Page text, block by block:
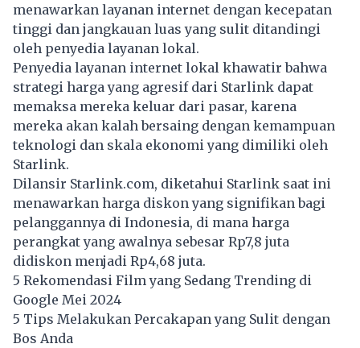
menawarkan layanan internet dengan kecepatan
tinggi dan jangkauan luas yang sulit ditandingi
oleh penyedia layanan lokal.
Penyedia layanan internet lokal khawatir bahwa
strategi harga yang agresif dari Starlink dapat
memaksa mereka keluar dari pasar, karena
mereka akan kalah bersaing dengan kemampuan
teknologi dan skala ekonomi yang dimiliki oleh
Starlink.
Dilansir Starlink.com, diketahui Starlink saat ini
menawarkan harga diskon yang signifikan bagi
pelanggannya di Indonesia, di mana harga
perangkat yang awalnya sebesar Rp7,8 juta
didiskon menjadi Rp4,68 juta.
5 Rekomendasi Film yang Sedang Trending di
Google Mei 2024
5 Tips Melakukan Percakapan yang Sulit dengan
Bos Anda